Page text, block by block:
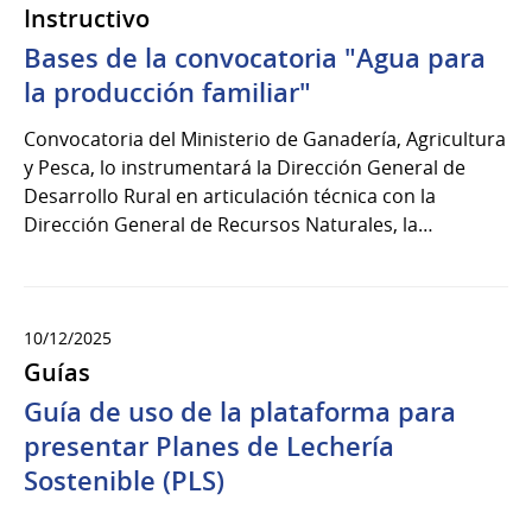
Instructivo
Bases de la convocatoria "Agua para
la producción familiar"
Convocatoria del Ministerio de Ganadería, Agricultura
y Pesca, lo instrumentará la Dirección General de
Desarrollo Rural en articulación técnica con la
Dirección General de Recursos Naturales, la…
10/12/2025
Guías
Guía de uso de la plataforma para
presentar Planes de Lechería
Sostenible (PLS)